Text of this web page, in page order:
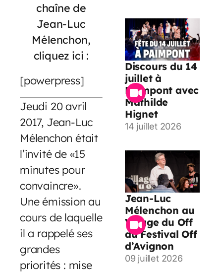
chaîne de
Jean-Luc
Mélenchon,
cliquez ici :
[powerpress]
Jeudi 20 avril
2017, Jean-Luc
Mélenchon était
l’invité de «15
minutes pour
convaincre».
Une émission au
cours de laquelle
il a rappelé ses
grandes
priorités : mise
Discours du 14
juillet à
Paimpont avec
Mathilde
Hignet
14 juillet 2026
Jean-Luc
Mélenchon au
Village du Off
du Festival Off
d’Avignon
09 juillet 2026